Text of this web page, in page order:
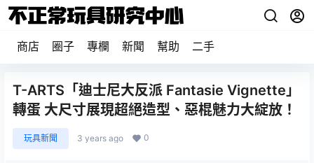
商店 圈子 專欄 新聞 幫助 二手
T-ARTS「迪士尼大反派 Fantasie Vignette」
轉蛋 大尺寸展現超絕造型、惡棍魅力大綻放！
玩具新聞 3 years ago 0